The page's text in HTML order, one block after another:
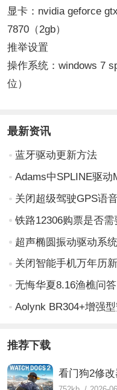
显卡：nvidia geforce
7870（2gb）
推举设置
操作系统：windows 7
位）
最新资讯
蓝牙驱动更新方法
Adams中SPLINE驱动
关闭超级驾驶GPS语
铁路12306购票是否
超声椭圆振动驱动系统
关闭智能手机万年历
无悔华夏8.16渔樵问答
Aolynk BR304+增强
推荐下载
看门狗2修